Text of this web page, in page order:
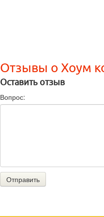
Отзывы о Хоум
Оставить отзыв
Вопрос:
Отправить